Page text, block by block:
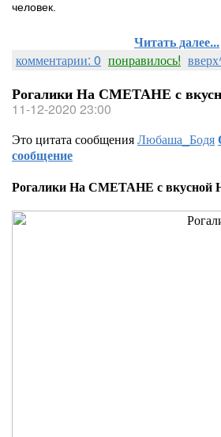
человек.
Читать далее...
комментарии: 0 понравилось!
Рогалики На СМЕТАНЕ с
11-12-2020 23:00
Это цитата сообщенияЛюбаша_Бодя
сообщение
Рогалики На СМЕТАНЕ с вкусной